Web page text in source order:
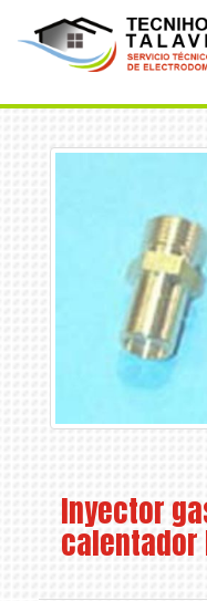
Inyector
calentador